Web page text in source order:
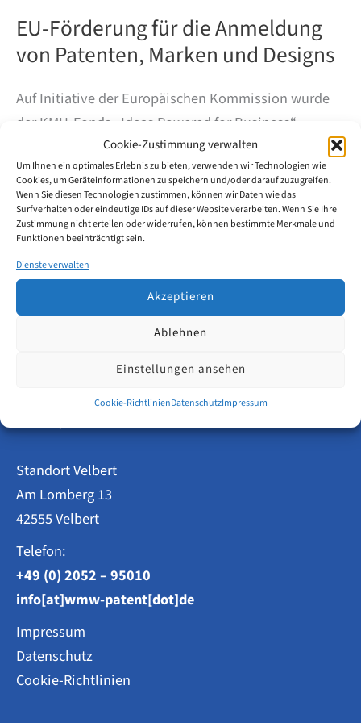
Cookie-Zustimmung verwalten
Um Ihnen ein optimales Erlebnis zu bieten, verwenden wir Technologien wie
Cookies, um Geräteinformationen zu speichern und/oder darauf zuzugreifen.
Wenn Sie diesen Technologien zustimmen, können wir Daten wie das
Surfverhalten oder eindeutige IDs auf dieser Website verarbeiten. Wenn Sie Ihre
Zustimmung nicht erteilen oder widerrufen, können bestimmte Merkmale und
Funktionen beeinträchtigt sein.
Dienste verwalten
Akzeptieren
Ablehnen
Einstellungen ansehen
Cookie-RichtlinienDatenschutzImpressum
EU-Förderung für die Anmeldung
von Patenten, Marken und Designs
Auf Initiative der Europäischen Kommission wurde
der KMU-Fonds „Ideas Powered for Business“
eingerichtet. Der KMU-Fonds bietet kleinen und
mittleren Unternehmen (KMU) mit Sitz in der
Europäischen Union (EU) finanzielle Unterstützung
für den Schutz ihrer Rechte des geistigen Eigentums.
EU-
Förderung
die
Weiterlesen
Patentanwälte
Standort Velbert
Am Lomberg 13
42555 Velbert
Telefon:
+49 (0) 2052 – 95010
info[at]wmw-patent[dot]de
Impressum
Datenschutz
Cookie-Richtlinien